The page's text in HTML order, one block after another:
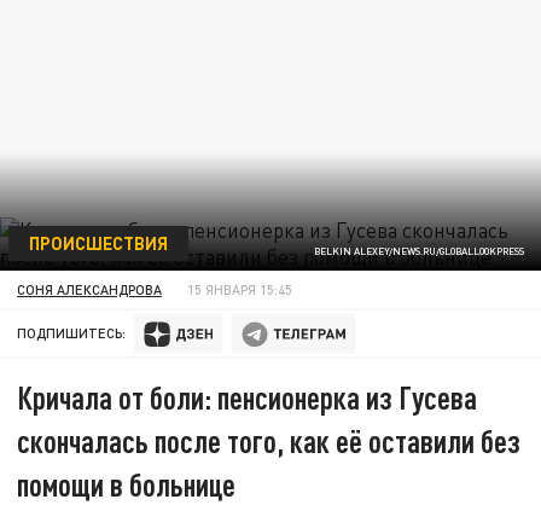
BELKIN ALEXEY/NEWS.RU/GLOBALLOOKPRESS
ПРОИСШЕСТВИЯ
СОНЯ АЛЕКСАНДРОВА 15 ЯНВАРЯ 15:45
ПОДПИШИТЕСЬ:
Кричала от боли: пенсионерка из Гусева
скончалась после того, как её оставили без
помощи в больнице